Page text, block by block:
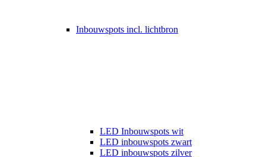
Inbouwspots incl. lichtbron
LED Inbouwspots wit
LED inbouwspots zwart
LED inbouwspots zilver